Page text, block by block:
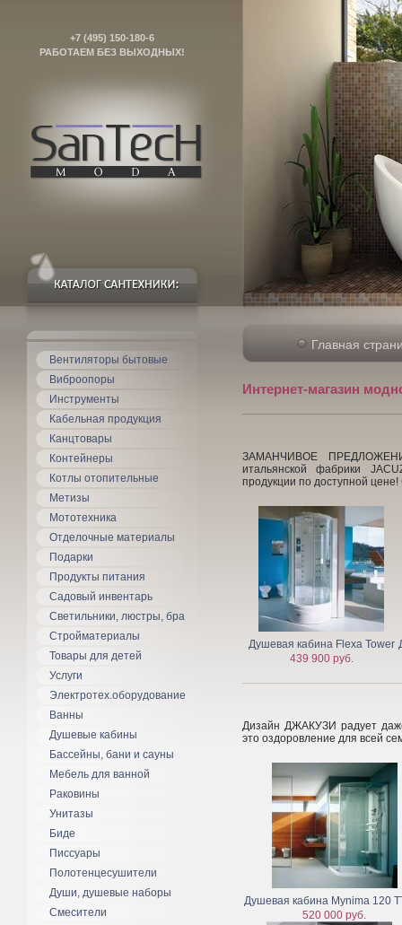
+7 (495) 150-180-6
РАБОТАЕМ БЕЗ ВЫХОДНЫХ!
Вентиляторы бытовые
Виброопоры
Инструменты
Кабельная продукция
Канцтовары
Контейнеры
Котлы отопительные
Метизы
Мототехника
Отделочные материалы
Подарки
Продукты питания
Садовый инвентарь
Светильники, люстры, бра
Стройматериалы
Товары для детей
Услуги
Электротех.оборудование
Ванны
Душевые кабины
Бассейны, бани и сауны
Мебель для ванной
Раковины
Унитазы
Биде
Писсуары
Полотенцесушители
Души, душевые наборы
Смесители
Главная
Интернет-магазин
ЗАМАНЧИВОЕ
итальянской фабрики
продукции по доступной
Душевая кабина Flexa Tower
439 900 руб.
Дизайн ДЖАКУЗИ радует
это оздоровление для
Душевая кабина Mynima 120
520 000 руб.